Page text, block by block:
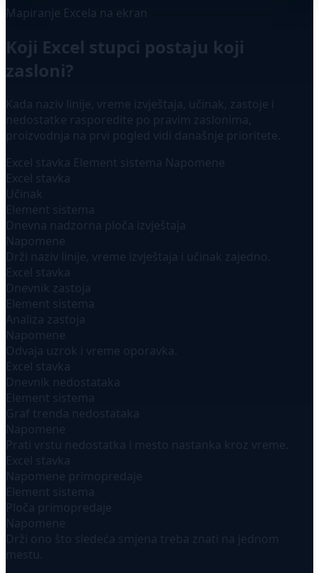
Mapiranje Excela na ekran
Koji Excel stupci postaju koji
zasloni?
Kada naziv linije, vreme izvještaja, učinak, zastoje i
nedostatke rasporedite po pravim zaslonima,
proizvodnja na prvi pogled vidi današnje prioritete.
Excel stavka Element sistema Napomene
Excel stavka
Učinak
Element sistema
Dnevna nadzorna ploča izvještaja
Napomene
Drži naziv linije, vreme izvještaja i učinak zajedno.
Excel stavka
Dnevnik zastoja
Element sistema
Analiza zastoja
Napomene
Odvaja uzrok i vreme oporavka.
Excel stavka
Dnevnik nedostataka
Element sistema
Graf trenda nedostataka
Napomene
Prati vrstu nedostatka i mesto nastanka kroz vreme.
Excel stavka
Napomene primopredaje
Element sistema
Ploča primopredaje
Napomene
Drži ono što sledeća smjena treba znati na jednom
mestu.